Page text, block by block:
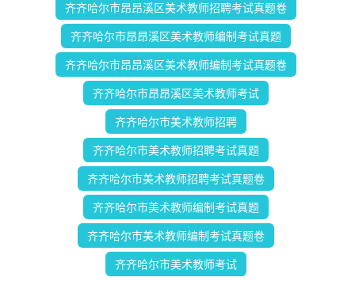
齐齐哈尔市昂昂溪区美术教师招聘考试真题卷
齐齐哈尔市昂昂溪区美术教师编制考试真题
齐齐哈尔市昂昂溪区美术教师编制考试真题卷
齐齐哈尔市昂昂溪区美术教师考试
齐齐哈尔市美术教师招聘
齐齐哈尔市美术教师招聘考试真题
齐齐哈尔市美术教师招聘考试真题卷
齐齐哈尔市美术教师编制考试真题
齐齐哈尔市美术教师编制考试真题卷
齐齐哈尔市美术教师考试